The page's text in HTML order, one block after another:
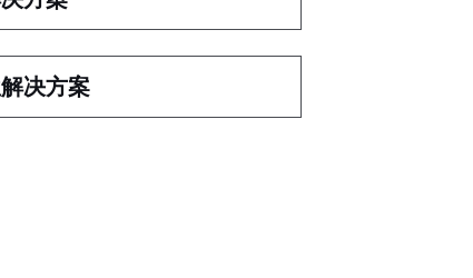
决方案